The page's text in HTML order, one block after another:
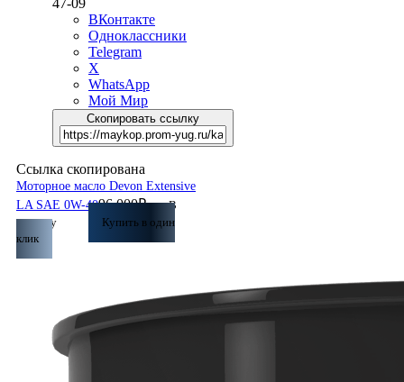
ВКонтакте
Одноклассники
Telegram
X
WhatsApp
Мой Мир
Скопировать ссылку
Ссылка скопирована
Моторное масло Devon Extensive
LA SAE 0W-4096 000₽
В
корзину
Купить в один
клик